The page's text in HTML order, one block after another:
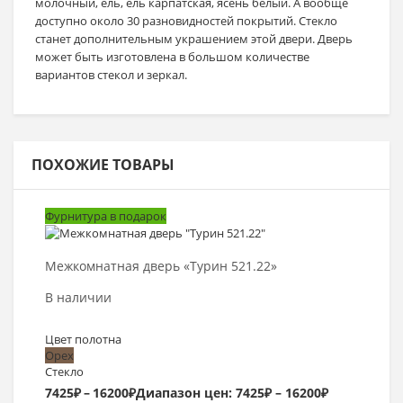
доступно около 30 разновидностей покрытий. Стекло
станет дополнительным украшением этой двери. Дверь
может быть изготовлена в большом количестве
вариантов стекол и зеркал.
ПОХОЖИЕ ТОВАРЫ
Фурнитура в подарок
Межкомнатная дверь «Турин 521.22»
В наличии
Цвет полотна
Орех
Стекло
7425₽– 16200₽Диапазон цен: 7425₽ – 16200₽
Выбрать >